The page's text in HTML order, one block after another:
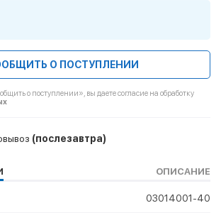
О ПОСТУПЛЕНИИ
о поступлении», вы даете согласие на обработку
(послезавтра)
ОПИСАНИЕ
03014001-40